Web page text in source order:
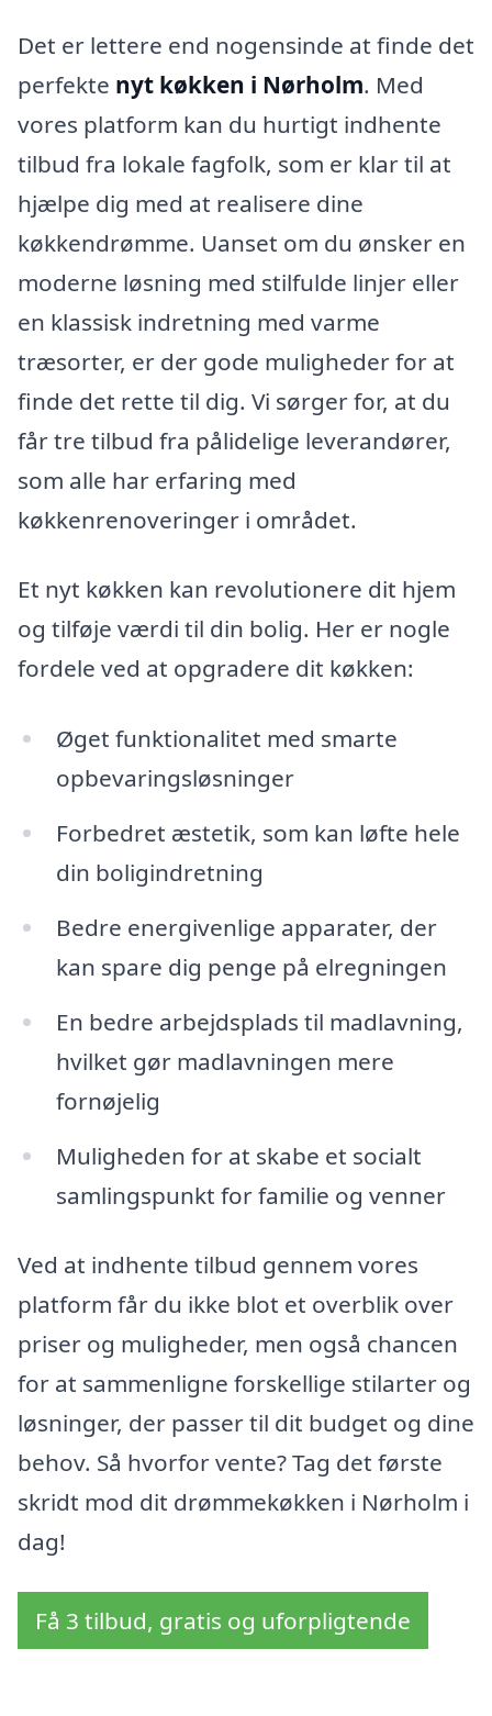
Det er lettere end nogensinde at finde det
perfekte nyt køkken i Nørholm. Med
vores platform kan du hurtigt indhente
tilbud fra lokale fagfolk, som er klar til at
hjælpe dig med at realisere dine
køkkendrømme. Uanset om du ønsker en
moderne løsning med stilfulde linjer eller
en klassisk indretning med varme
træsorter, er der gode muligheder for at
finde det rette til dig. Vi sørger for, at du
får tre tilbud fra pålidelige leverandører,
som alle har erfaring med
køkkenrenoveringer i området.
Et nyt køkken kan revolutionere dit hjem
og tilføje værdi til din bolig. Her er nogle
fordele ved at opgradere dit køkken:
Øget funktionalitet med smarte
opbevaringsløsninger
Forbedret æstetik, som kan løfte hele
din boligindretning
Bedre energivenlige apparater, der
kan spare dig penge på elregningen
En bedre arbejdsplads til madlavning,
hvilket gør madlavningen mere
fornøjelig
Muligheden for at skabe et socialt
samlingspunkt for familie og venner
Ved at indhente tilbud gennem vores
platform får du ikke blot et overblik over
priser og muligheder, men også chancen
for at sammenligne forskellige stilarter og
løsninger, der passer til dit budget og dine
behov. Så hvorfor vente? Tag det første
skridt mod dit drømmekøkken i Nørholm i
dag!
Få 3 tilbud, gratis og uforpligtende